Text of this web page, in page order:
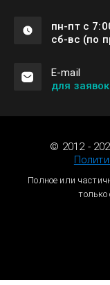
пн-пт с
сб-вс (по
Е-mail
для
© 2012 -
Полное или
только